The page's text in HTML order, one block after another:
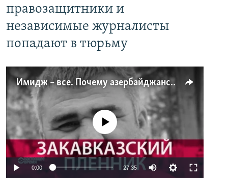
правозащитники и
независимые журналисты
попадают в тюрьму
Имидж – все. Почему азербайджанские правозащитники и независимые журналисты попадают в тюрьму
No media source currently available
0:00 27:35